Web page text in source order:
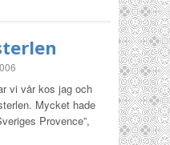
vi vår kos jag och
Mycket hade
Provence”,